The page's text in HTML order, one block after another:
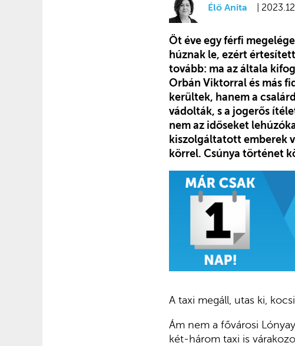
Élő Anita |
Öt éve egy férfi
húznak le, ezért
tovább: ma az általa
Orbán Viktorral és más
kerültek, hanem a
vádolták, s a jogerős
nem az időseket
kiszolgáltatott emberek
körrel. Csúnya történet
A taxi megáll, utas ki,
Ám nem a fővárosi
két-három taxi is